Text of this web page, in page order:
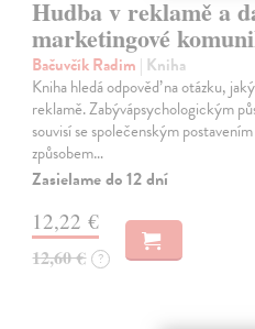
Hudba v reklamě a
marketingové
Bačuvčík Radim | Kniha
Kniha hledá odpověď na otázku,
reklamě. Zabývápsychologickým
souvisí se společenským
způsobem…
Zasielame do 12 dní
12,22 €
12,60 € ?